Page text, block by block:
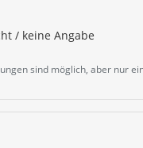
/ keine Angabe
sind möglich, aber nur